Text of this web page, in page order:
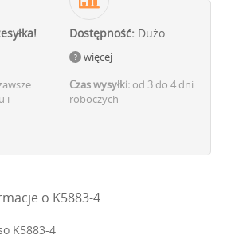
i
Dostępność: Dużo
więcej
Czas wysyłki: od 3 do 4 dni
roboczych
o K5883-4
K5883-4